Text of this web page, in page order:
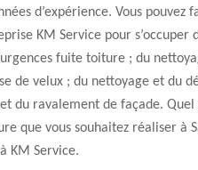
d’expérience. Vous pouvez
KM Service pour s’occuper
fuite toiture ; du
de velux ; du nettoyage et du
du ravalement de façade. Quel
que vous souhaitez réaliser à
KM Service.